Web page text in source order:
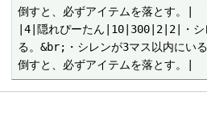
倒すと、必ずアイテムを落とす。|
|4|隠れぴーたん|10|300|2|2|・シ
る。&br;・シレンが3マス以内にい